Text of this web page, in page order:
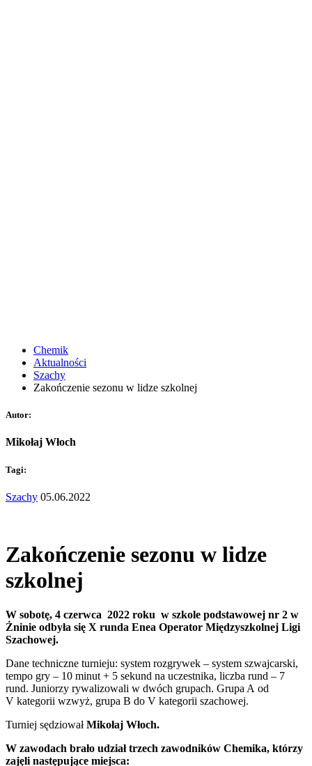
Chemik
Aktualności
Szachy
Zakończenie sezonu w lidze szkolnej
Autor:
Mikołaj Włoch
Tagi:
Szachy 05.06.2022
Zakończenie sezonu w lidze
szkolnej
W sobotę, 4 czerwca 2022 roku w szkole podstawowej nr 2 w
Żninie odbyła się X runda Enea Operator Międzyszkolnej Ligi
Szachowej.
Dane techniczne turnieju: system rozgrywek – system szwajcarski,
tempo gry – 10 minut + 5 sekund na uczestnika, liczba rund – 7
rund. Juniorzy rywalizowali w dwóch grupach. Grupa A od
V kategorii wzwyż, grupa B do V kategorii szachowej.
Turniej sędziowałMikołaj Włoch.
W zawodach brało udział trzech zawodników Chemika, którzy
zajęli następujące miejsca: